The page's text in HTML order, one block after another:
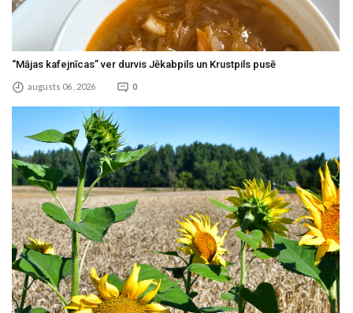
“Mājas kafejnīcas” ver durvis Jēkabpils un Krustpils pusē
augusts 06 , 2026 0